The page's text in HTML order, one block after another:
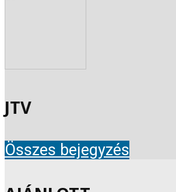
JTV
Összes bejegyzés